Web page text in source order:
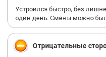
Устроился быстро, без
один день. Смены можно
Отрицательные